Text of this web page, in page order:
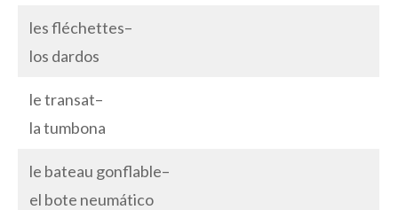
les fléchettes–
los dardos
le transat–
la tumbona
le bateau gonflable–
el bote neumático